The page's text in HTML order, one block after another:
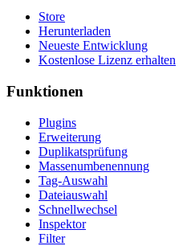
Store
Herunterladen
Neueste Entwicklung
Kostenlose Lizenz erhalten
Funktionen
Plugins
Erweiterung
Duplikatsprüfung
Massenumbenennung
Tag-Auswahl
Dateiauswahl
Schnellwechsel
Inspektor
Filter